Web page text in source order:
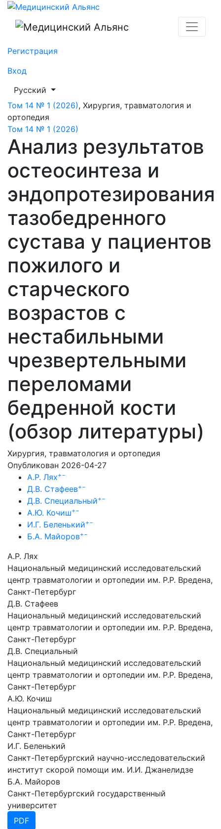
Анализ результатов остеосинтеза и
Регистрация
Вход
##plugins.themes.healthSciences.language.toggle##
Русский
Том 14 № 1 (2026), Хирургия, травматология и
ортопедия
Том 14 № 1 (2026)
Анализ результатов
остеосинтеза и
эндопротезирования
тазобедренного
сустава у пациентов
пожилого и
старческого
возрастов с
нестабильными
чрезвертельными
переломами
бедренной кости
(обзор литературы)
Хирургия, травматология и ортопедия
Опубликован 2026-04-27
А.Р. Лях+−
Д.В. Стафеев+−
Д.В. Специальный+−
А.Ю. Кочиш+−
И.Г. Беленький+−
Б.А. Майоров+−
А.Р. Лях
Национальный медицинский исследовательский
центр травматологии и ортопедии им. Р.Р. Вредена,
Санкт-Петербург
Д.В. Стафеев
Национальный медицинский исследовательский
центр травматологии и ортопедии им. Р.Р. Вредена,
Санкт-Петербург
Д.В. Специальный
Национальный медицинский исследовательский
центр травматологии и ортопедии им. Р.Р. Вредена,
Санкт-Петербург
А.Ю. Кочиш
Национальный медицинский исследовательский
центр травматологии и ортопедии им. Р.Р. Вредена,
Санкт-Петербург
И.Г. Беленький
Санкт-Петербургский научно-исследовательский
институт скорой помощи им. И.И. Джанелидзе
Б.А. Майоров
Санкт-Петербургский государственный
университет
PDF